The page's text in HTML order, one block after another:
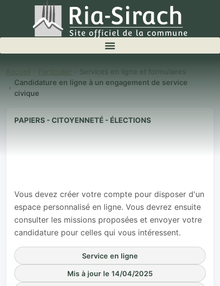
Accueil Particulier
Services en ligne et formulaires
Candidature en ligne à un engagement de service
civique
PAPIERS - CITOYENNETÉ - ÉLECTIONS
Candidature en
ligne à un
Vous devez créer votre compte pour disposer d'un
espace personnalisé en ligne. Vous devrez ensuite
consulter les missions proposées et envoyer votre
candidature pour celles qui vous intéressent.
Service en ligne
Mis à jour le 14/04/2025